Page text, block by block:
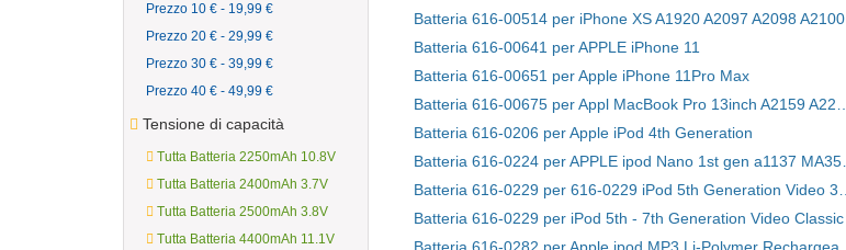
Batteria 616-00514 per iPhone XS A1920 A2097 A2098 A2100
Batteria 616-00641 per APPLE iPhone 11
Batteria 616-00651 per Apple iPhone 11Pro Max
Batteria 616-0206 per Apple iPod 4th Generation
Batteria 616-0229 per iPod 5th - 7th Generation Video Classic
Prezzo 10 € - 19,99 €
Prezzo 20 € - 29,99 €
Prezzo 30 € - 39,99 €
Prezzo 40 € - 49,99 €
Tensione di capacità
Tutta Batteria 2250mAh 10.8V
Tutta Batteria 2400mAh 3.7V
Tutta Batteria 2500mAh 3.8V
Tutta Batteria 4400mAh 11.1V